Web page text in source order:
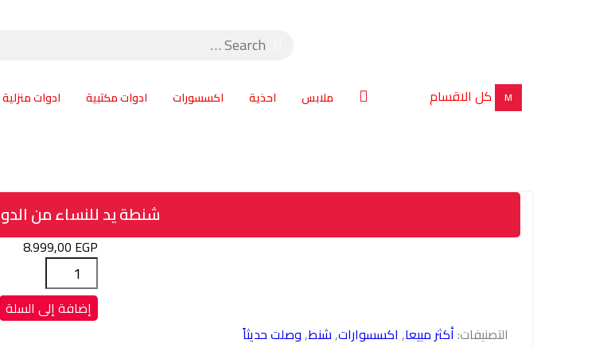
M كل الاقسام ملابس احذية اكسسورات ادوات مكتبية ادوات منزلية
شنطة يد للنساء من الدو
8.999,00 EGP
كمية
شنطة
يد
للنساء
إضافة إلى السلة
التصنيفات:أكثر مبيعا, اكسسوارات,شنط,وصلت حديثاً